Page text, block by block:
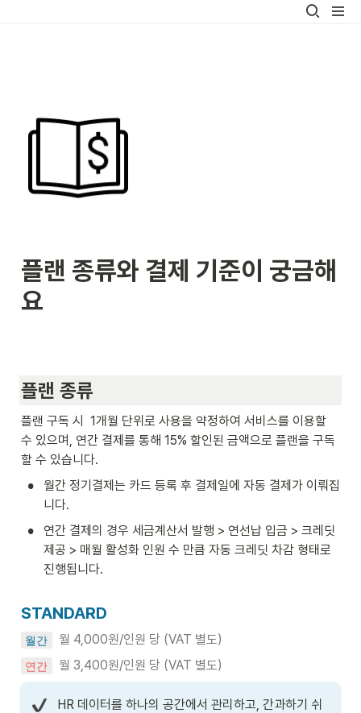
플랜 종류와 결제 기준이 궁금해
요
플랜 종류
플랜 구독 시  1개월 단위로 사용을 약정하여 서비스를 이용할
수 있으며, 연간 결제를 통해 15% 할인된 금액으로 플랜을 구독
할 수 있습니다.
•
월간 정기결제는 카드 등록 후 결제일에 자동 결제가 이뤄집
니다.
•
연간 결제의 경우 세금계산서 발행 > 연선납 입금 > 크레딧
제공 > 매월 활성화 인원 수 만큼 자동 크레딧 차감 형태로
진행됩니다.
STANDARD
월간
  월 4,000원/인원 당 (VAT 별도)
연간 월 3,400원/인원 당 (VAT 별도)
HR 데이터를 하나의 공간에서 관리하고, 간과하기 쉬